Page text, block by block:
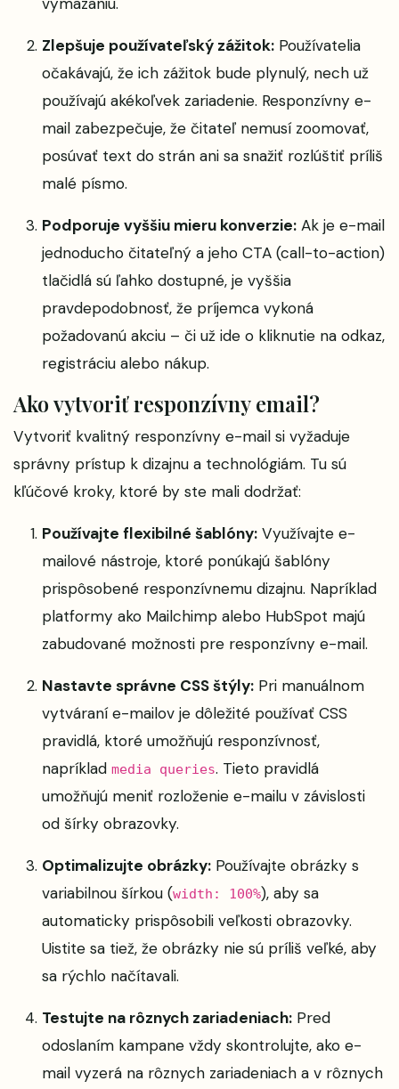
Zlepšuje používateľský zážitok: Používatelia
očakávajú, že ich zážitok bude plynulý, nech už
používajú akékoľvek zariadenie. Responzívny e-
mail zabezpečuje, že čitateľ nemusí zoomovať,
posúvať text do strán ani sa snažiť rozlúštiť príliš
malé písmo.
Podporuje vyššiu mieru konverzie: Ak je e-mail
jednoducho čitateľný a jeho CTA (call-to-action)
tlačidlá sú ľahko dostupné, je vyššia
pravdepodobnosť, že príjemca vykoná
požadovanú akciu – či už ide o kliknutie na odkaz,
registráciu alebo nákup.
Ako vytvoriť responzívny email?
Vytvoriť kvalitný responzívny e-mail si vyžaduje
správny prístup k dizajnu a technológiám. Tu sú
kľúčové kroky, ktoré by ste mali dodržať:
Používajte flexibilné šablóny: Využívajte e-
mailové nástroje, ktoré ponúkajú šablóny
prispôsobené responzívnemu dizajnu. Napríklad
platformy ako Mailchimp alebo HubSpot majú
zabudované možnosti pre responzívny e-mail.
Nastavte správne CSS štýly: Pri manuálnom
vytváraní e-mailov je dôležité používať CSS
pravidlá, ktoré umožňujú responzívnosť,
napríklad media queries. Tieto pravidlá
umožňujú meniť rozloženie e-mailu v závislosti
od šírky obrazovky.
Optimalizujte obrázky: Používajte obrázky s
variabilnou šírkou (width: 100%), aby sa
automaticky prispôsobili veľkosti obrazovky.
Uistite sa tiež, že obrázky nie sú príliš veľké, aby
sa rýchlo načítavali.
Testujte na rôznych zariadeniach: Pred
odoslaním kampane vždy skontrolujte, ako e-
mail vyzerá na rôznych zariadeniach a v rôznych